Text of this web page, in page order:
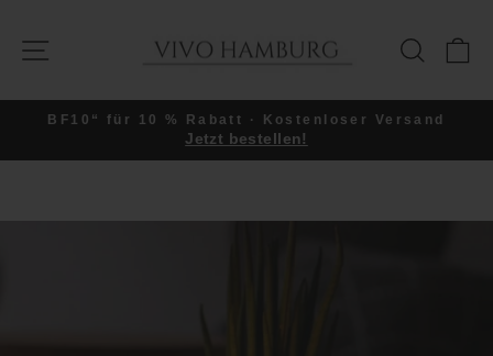
zum
Inhalt
SEITENNAVIGATION SUCHE
Pause
BF10“ für 10 % Rabatt · Kostenloser Versand
Jetzt bestellen!